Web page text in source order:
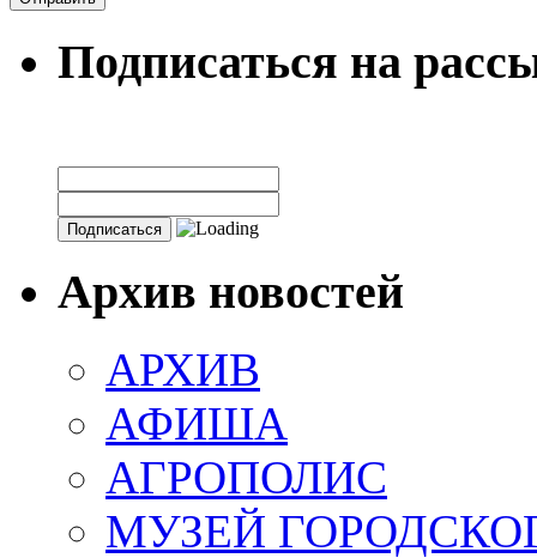
Подписаться на
Архив новостей
АРХИВ
АФИША
АГРОПОЛИС
МУЗЕЙ